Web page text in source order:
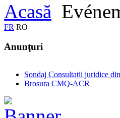
Acasă
FR RO
Anunţuri
Sondaj Consultații juridice
Brosura CMQ-ACR